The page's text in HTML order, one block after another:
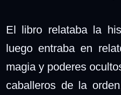
El libro relataba la
luego entraba en
magia y poderes
caballeros de la